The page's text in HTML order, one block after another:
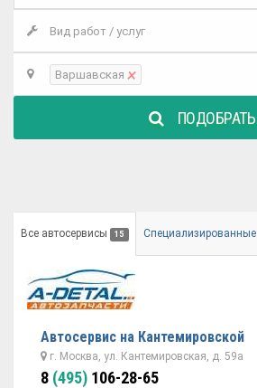
Вид работ / услуг
Варшавская ×
ПОДОБРАТЬ
Все автосервисы 15 Специализированные
Автосервис на Кантемировской
г. Москва, ул. Кантемировская, д. 59а
8 (495) 106-28-65